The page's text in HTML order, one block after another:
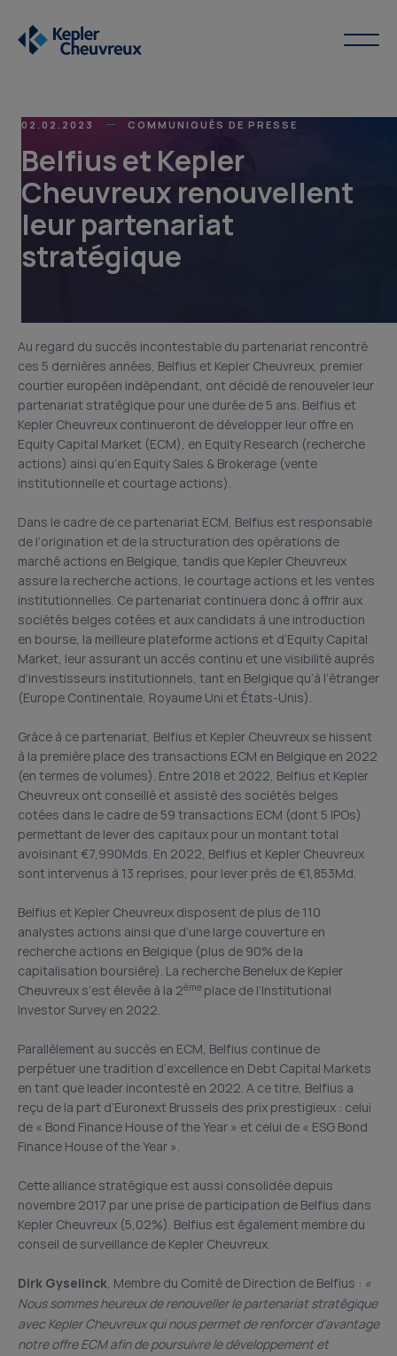
02.02.2023 COMMUNIQUÉS DE PRESSE
Belfius et Kepler
Cheuvreux renouvellent
leur partenariat
stratégique
Au regard du succès incontestable du partenariat rencontré
ces 5 dernières années, Belfius et Kepler Cheuvreux, premier
courtier européen indépendant, ont décidé de renouveler leur
partenariat stratégique pour une durée de 5 ans. Belfius et
Kepler Cheuvreux continueront de développer leur offre en
Equity Capital Market (ECM), en Equity Research (recherche
actions) ainsi qu’en Equity Sales & Brokerage (vente
institutionnelle et courtage actions).
Dans le cadre de ce partenariat ECM, Belfius est responsable
de l’origination et de la structuration des opérations de
marché actions en Belgique, tandis que Kepler Cheuvreux
assure la recherche actions, le courtage actions et les ventes
institutionnelles. Ce partenariat continuera donc à offrir aux
sociétés belges cotées et aux candidats à une introduction
en bourse, la meilleure plateforme actions et d’Equity Capital
Market, leur assurant un accès continu et une visibilité auprès
d’investisseurs institutionnels, tant en Belgique qu’à l’étranger
(Europe Continentale, Royaume Uni et États-Unis).
Grâce à ce partenariat, Belfius et Kepler Cheuvreux se hissent
à la première place des transactions ECM en Belgique en 2022
(en termes de volumes). Entre 2018 et 2022, Belfius et Kepler
Cheuvreux ont conseillé et assisté des sociétés belges
cotées dans le cadre de 59 transactions ECM (dont 5 IPOs)
permettant de lever des capitaux pour un montant total
avoisinant €7,990Mds. En 2022, Belfius et Kepler Cheuvreux
sont intervenus à 13 reprises, pour lever près de €1,853Md.
Belfius et Kepler Cheuvreux disposent de plus de 110
analystes actions ainsi que d’une large couverture en
recherche actions en Belgique (plus de 90% de la
capitalisation boursière). La recherche Benelux de Kepler
Cheuvreux s’est élevée à la 2ème place de l’Institutional
Investor Survey en 2022.
Parallèlement au succès en ECM, Belfius continue de
perpétuer une tradition d’excellence en Debt Capital Markets
en tant que leader incontesté en 2022. A ce titre, Belfius a
reçu de la part d’Euronext Brussels des prix prestigieux : celui
de « Bond Finance House of the Year » et celui de « ESG Bond
Finance House of the Year ».
Cette alliance stratégique est aussi consolidée depuis
novembre 2017 par une prise de participation de Belfius dans
Kepler Cheuvreux (5,02%). Belfius est également membre du
conseil de surveillance de Kepler Cheuvreux.
Dirk Gyselinck, Membre du Comité de Direction de Belfius : «
Nous sommes heureux de renouveller le partenariat stratégique
avec Kepler Cheuvreux qui nous permet de renforcer d’avantage
notre offre ECM afin de poursuivre le développement et